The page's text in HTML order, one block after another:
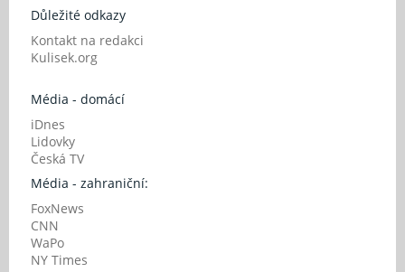
Důležité odkazy
Kontakt na redakci
Kulisek.org
Média - domácí
iDnes
Lidovky
Česká TV
Média - zahraniční:
FoxNews
CNN
WaPo
NY Times